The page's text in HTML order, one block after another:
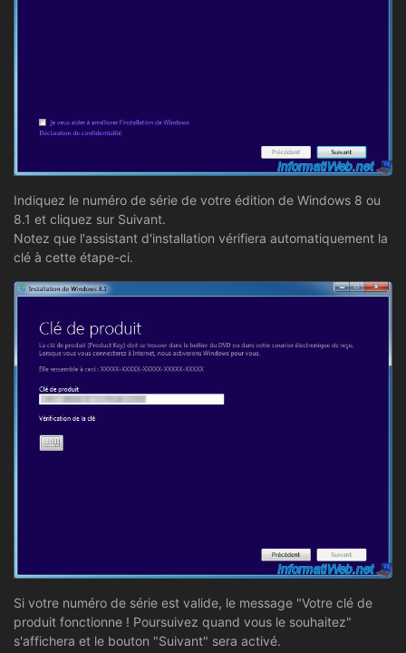
Indiquez le numéro de série de votre édition de Windows 8 ou
8.1 et cliquez sur Suivant.
Notez que l'assistant d'installation vérifiera automatiquement la
clé à cette étape-ci.
Si votre numéro de série est valide, le message "Votre clé de
produit fonctionne ! Poursuivez quand vous le souhaitez"
s'affichera et le bouton "Suivant" sera activé.